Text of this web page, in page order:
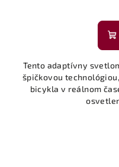
Tento adaptívny
špičkovou
bicykla v reálnom